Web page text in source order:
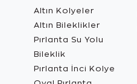
Altın Kolyeler
Altın Bileklikler
Pırlanta Su Yolu
Bileklik
Pırlanta İnci Kolye